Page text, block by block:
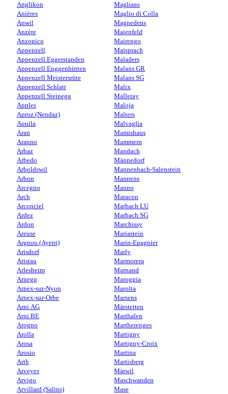
Anglikon
Anières
Anwil
Anzère
Anzonico
Appenzell
Appenzell Eggerstanden
Appenzell Enggenhütten
Appenzell Meistersrüte
Appenzell Schlatt
Appenzell Steinegg
Apples
Aproz (Nendaz)
Aquila
Aran
Aranno
Arbaz
Arbedo
Arboldswil
Arbon
Arcegno
Arch
Arconciel
Ardez
Ardon
Areuse
Argnou (Ayent)
Arisdorf
Aristau
Arlesheim
Arnegg
Arnex-sur-Nyon
Arnex-sur-Orbe
Arni AG
Arni BE
Arogno
Arolla
Arosa
Arosio
Arth
Arveyes
Arvigo
Arvillard (Salins)
Magliaso
Maglio di Colla
Magnedens
Maienfeld
Mairengo
Maisprach
Maladers
Malans GR
Malans SG
Malix
Malleray
Maloja
Malters
Malvaglia
Mamishaus
Mammern
Mandach
Männedorf
Mannenbach-Salenstein
Mannens
Manno
Maracon
Marbach LU
Marbach SG
Marchissy
Mariastein
Marin-Epagnier
Marly
Marmorera
Marnand
Maroggia
Marolta
Marsens
Märstetten
Marthalen
Martherenges
Martigny
Martigny-Croix
Martina
Martisberg
Märwil
Maschwanden
Mase